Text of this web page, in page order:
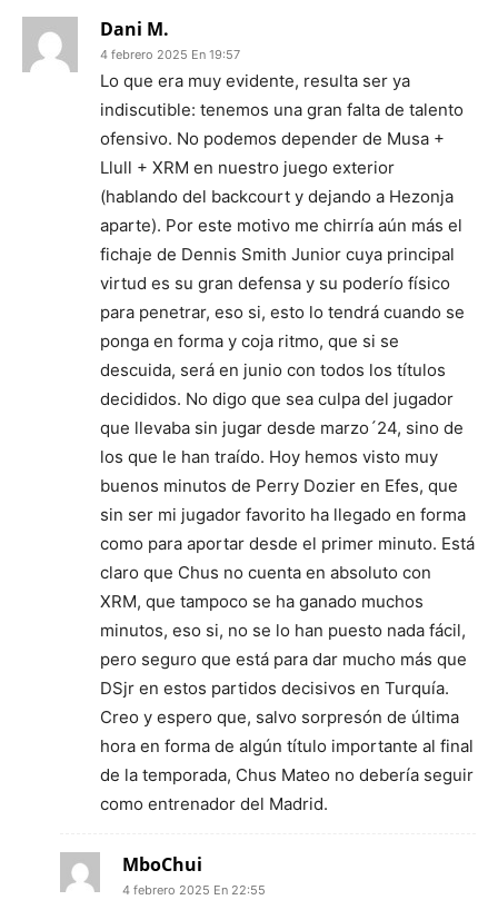
Dani M.
4 febrero 2025 En 19:57
Lo que era muy evidente, resulta ser ya
indiscutible: tenemos una gran falta de talento
ofensivo. No podemos depender de Musa +
Llull + XRM en nuestro juego exterior
(hablando del backcourt y dejando a Hezonja
aparte). Por este motivo me chirría aún más el
fichaje de Dennis Smith Junior cuya principal
virtud es su gran defensa y su poderío físico
para penetrar, eso si, esto lo tendrá cuando se
ponga en forma y coja ritmo, que si se
descuida, será en junio con todos los títulos
decididos. No digo que sea culpa del jugador
que llevaba sin jugar desde marzo´24, sino de
los que le han traído. Hoy hemos visto muy
buenos minutos de Perry Dozier en Efes, que
sin ser mi jugador favorito ha llegado en forma
como para aportar desde el primer minuto. Está
claro que Chus no cuenta en absoluto con
XRM, que tampoco se ha ganado muchos
minutos, eso si, no se lo han puesto nada fácil,
pero seguro que está para dar mucho más que
DSjr en estos partidos decisivos en Turquía.
Creo y espero que, salvo sorpresón de última
hora en forma de algún título importante al final
de la temporada, Chus Mateo no debería seguir
como entrenador del Madrid.
MboChui
4 febrero 2025 En 22:55